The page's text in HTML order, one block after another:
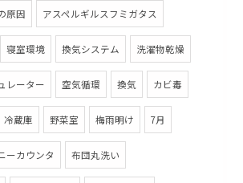
原因 アスペルギルスフミガタス
寝室環境 換気システム 洗濯物乾燥
レーター 空気循環 換気 カビ毒
冷蔵庫 野菜室 梅雨明け 7月
ーカウンタ 布団丸洗い